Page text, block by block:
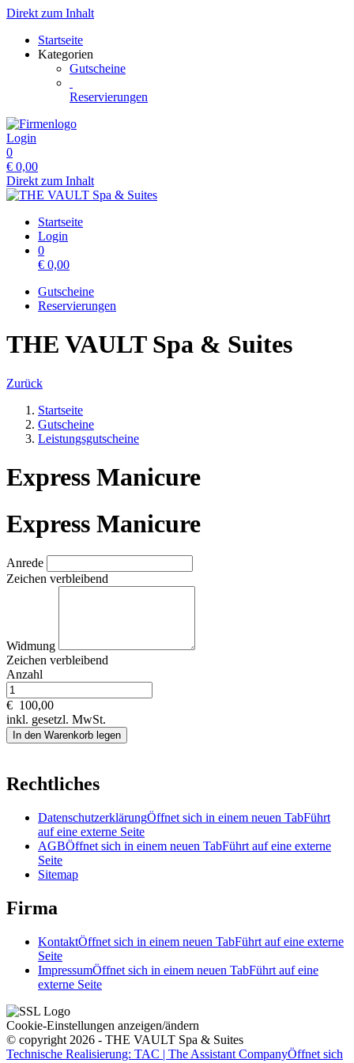
Direkt zum Inhalt
Startseite
Kategorien
Gutscheine
Reservierungen
Login
0
€ 0,00
Direkt zum Inhalt
Startseite
Login
0
€ 0,00
Gutscheine
Reservierungen
THE VAULT Spa & Suites
Zurück
Startseite
Gutscheine
Leistungsgutscheine
Express Manicure
Express Manicure
Anrede
Zeichen verbleibend
Widmung
Zeichen verbleibend
Anzahl
€ 100,00
inkl. gesetzl. MwSt.
In den Warenkorb legen
Rechtliches
DatenschutzerklärungÖffnet sich in einem neuen TabFührt
auf eine externe Seite
AGBÖffnet sich in einem neuen TabFührt auf eine externe
Seite
Sitemap
Firma
KontaktÖffnet sich in einem neuen TabFührt auf eine externe
Seite
ImpressumÖffnet sich in einem neuen TabFührt auf eine
externe Seite
Cookie-Einstellungen anzeigen/ändern
© copyright 2026 - THE VAULT Spa & Suites
Technische Realisierung: TAC | The Assistant CompanyÖffnet sich